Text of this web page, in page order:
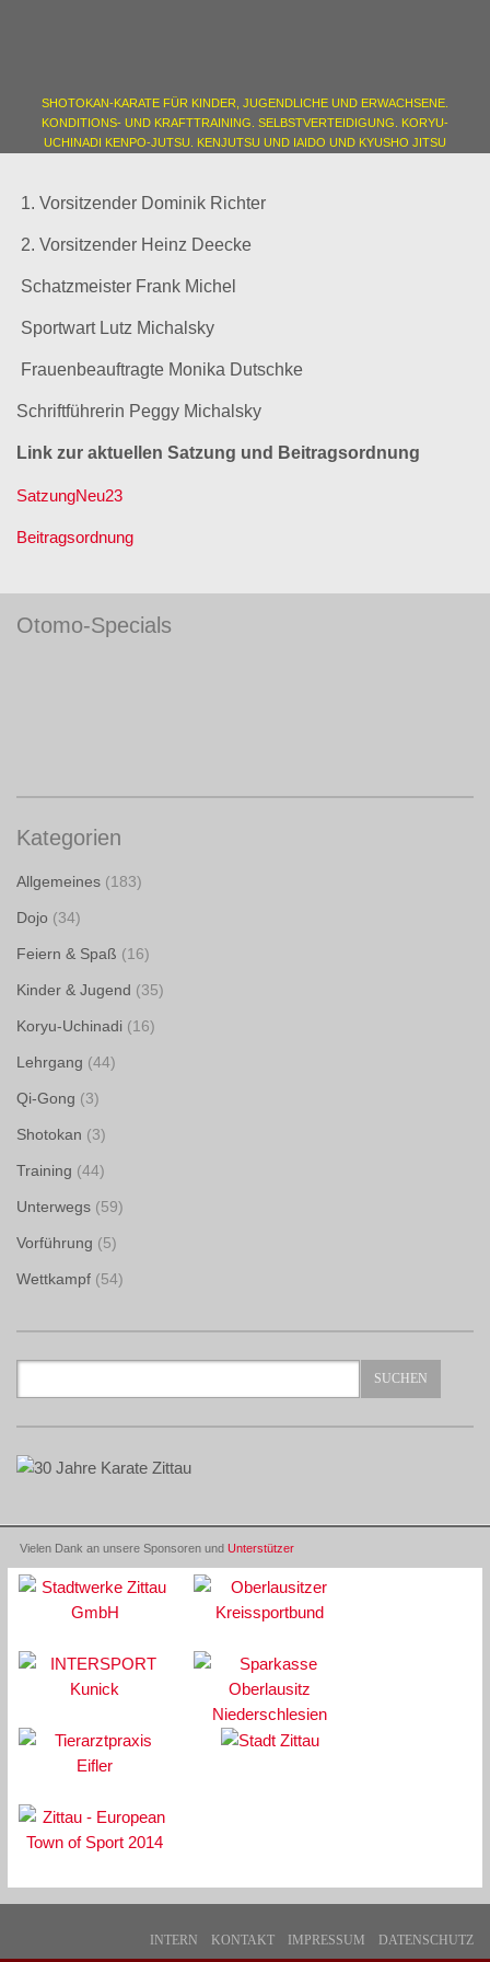
SHOTOKAN-KARATE FÜR KINDER, JUGENDLICHE UND ERWACHSENE.
KONDITIONS- UND KRAFTTRAINING. SELBSTVERTEIDIGUNG. KORYU-
UCHINADI KENPO-JUTSU. KENJUTSU UND IAIDO UND KYUSHO JITSU
1. Vorsitzender Dominik Richter
2. Vorsitzender Heinz Deecke
Schatzmeister Frank Michel
Sportwart Lutz Michalsky
Frauenbeauftragte Monika Dutschke
Schriftführerin Peggy Michalsky
Link zur aktuellen Satzung und Beitragsordnung
SatzungNeu23
Beitragsordnung
Otomo-Specials
Kategorien
Allgemeines (183)
Dojo (34)
Feiern & Spaß (16)
Kinder & Jugend (35)
Koryu-Uchinadi (16)
Lehrgang (44)
Qi-Gong (3)
Shotokan (3)
Training (44)
Unterwegs (59)
Vorführung (5)
Wettkampf (54)
Vielen Dank an unsere Sponsoren und Unterstützer
INTERN KONTAKT IMPRESSUM DATENSCHUTZ